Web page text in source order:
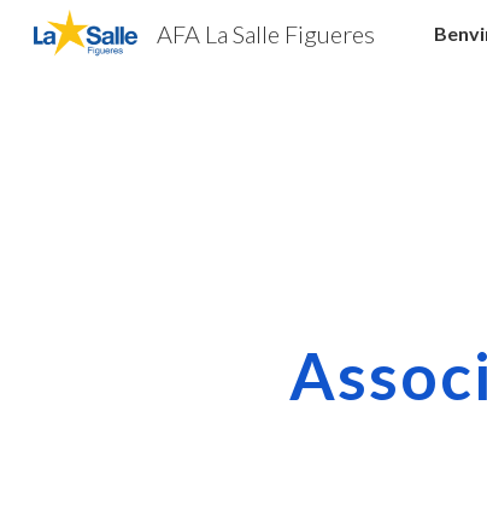
AFA La Salle Figueres